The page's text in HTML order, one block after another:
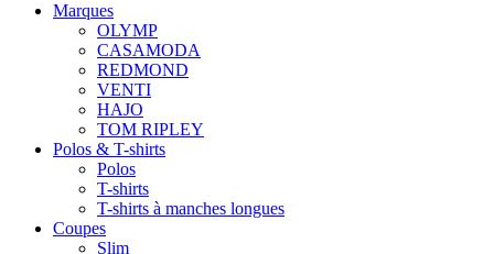
Marques
OLYMP
CASAMODA
REDMOND
VENTI
HAJO
TOM RIPLEY
Polos & T-shirts
Polos
T-shirts
T-shirts à manches longues
Coupes
Slim